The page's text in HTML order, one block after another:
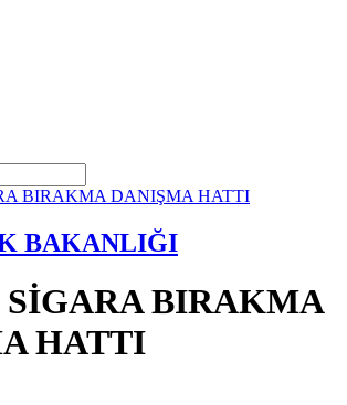
BAKANLIĞI
SİGARA BIRAKMA
HATTI